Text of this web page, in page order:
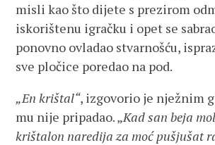
misli kao što dijete s prezirom
iskorištenu igračku i opet se
ponovno ovladao stvarnošću,
sve pločice poredao na pod.
„En krištal“, izgovorio je nježnim
mu nije pripadao. „Kad san beja
krištalon naredija za moć pušjušat